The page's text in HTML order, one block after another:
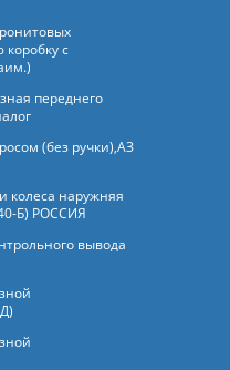
коробку с
переднего
(без ручки),АЗ
колеса наружняя
Б) РОССИЯ
вывода